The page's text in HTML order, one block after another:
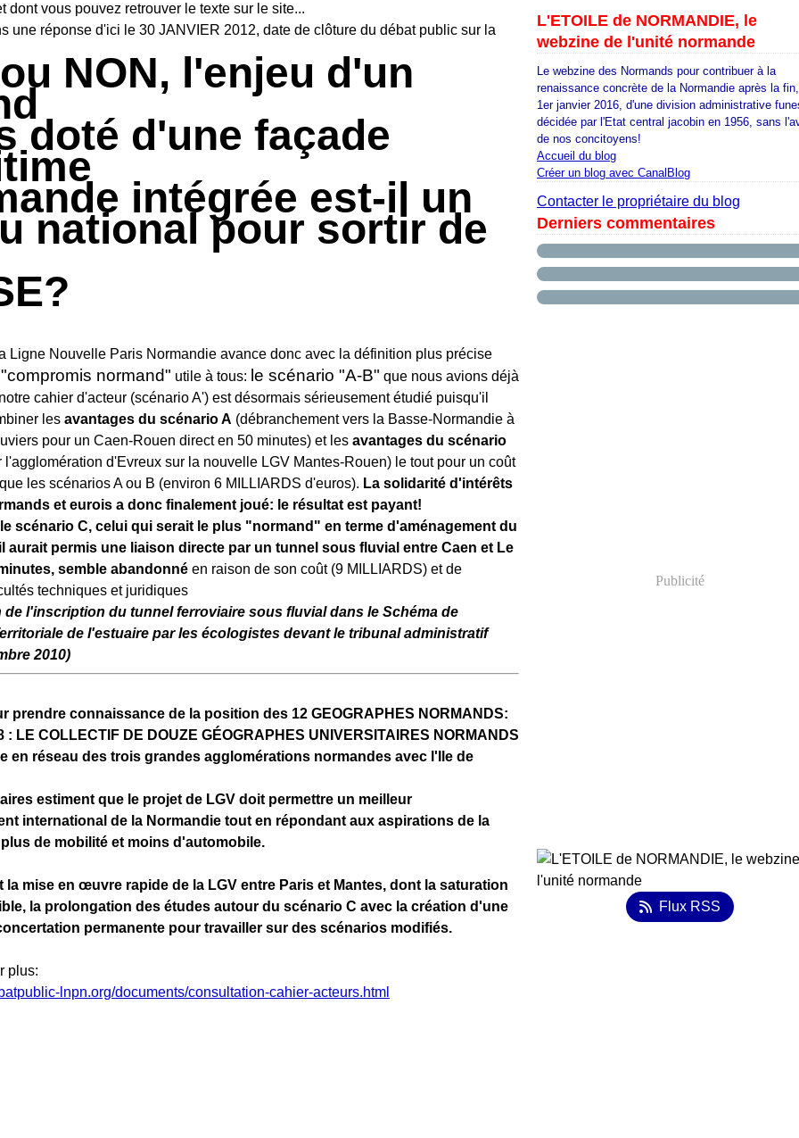
dont vous pouvez retrouver le texte sur le site...
une réponse d'ici le 30 JANVIER 2012, date de clôture du débat public sur la
NON, l'enjeu d'un
doté d'une façade
intégrée est-il un
national pour sortir de
Ligne Nouvelle Paris Normandie avance donc avec la définition plus précise
"compromis normand" utile à tous: le scénario "A-B" que nous avions déjà
cahier d'acteur (scénario A') est désormais sérieusement étudié puisqu'il
les avantages du scénario A (débranchement vers la Basse-Normandie à
pour un Caen-Rouen direct en 50 minutes) et les avantages du scénario
l'agglomération d'Evreux sur la nouvelle LGV Mantes-Rouen) le tout pour un coût
les scénarios A ou B (environ 6 MILLIARDS d'euros). La solidarité d'intérêts
et eurois a donc finalement joué: le résultat est payant!
le scénario C, celui qui serait le plus "normand" en terme d'aménagement du
aurait permis une liaison directe par un tunnel sous fluvial entre Caen et Le
semble abandonné en raison de son coût (9 MILLIARDS) et de
techniques et juridiques
de l'inscription du tunnel ferroviaire sous fluvial dans le Schéma de
de l'estuaire par les écologistes devant le tribunal administratif
2010)
prendre connaissance de la position des 12 GEOGRAPHES NORMANDS:
: LE COLLECTIF DE DOUZE GÉOGRAPHES UNIVERSITAIRES NORMANDS
en réseau des trois grandes agglomérations normandes avec l'Ile de
estiment que le projet de LGV doit permettre un meilleur
international de la Normandie tout en répondant aux aspirations de la
de mobilité et moins d'automobile.
la mise en œuvre rapide de la LGV entre Paris et Mantes, dont la saturation
la prolongation des études autour du scénario C avec la création d'une
permanente pour travailler sur des scénarios modifiés.
plus:
lnpn.org/documents/consultation-cahier-acteurs.html
L'ETOILE de NORMANDIE, le
webzine de l'unité normande
Le webzine des Normands pour contribuer à la
renaissance concrète de la Normandie après la
1er janvier 2016, d'une division administrative
décidée par l'Etat central jacobin en 1956, sans
de nos concitoyens!
Accueil du blog
Créer un blog avec CanalBlog
Contacter le propriétaire du blog
Derniers commentaires
Publicité
Flux RSS